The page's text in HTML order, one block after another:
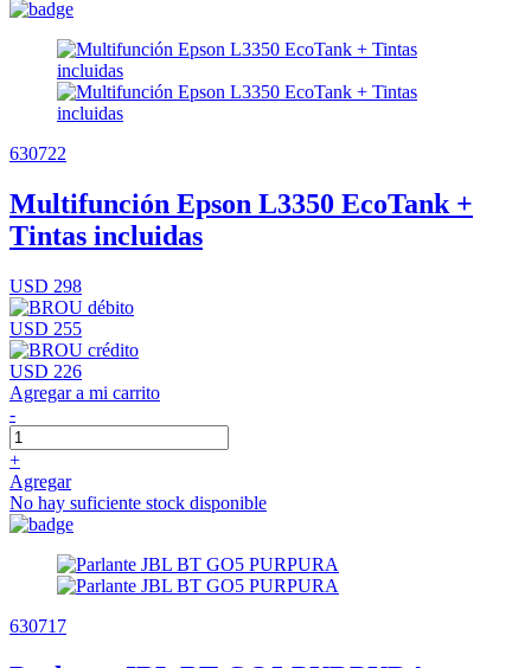
630722
Multifunción Epson L3350 EcoTank +
Tintas incluidas
USD 298
USD 255
USD 226
Agregar a mi carrito
-
+
Agregar
No hay suficiente stock disponible
630717